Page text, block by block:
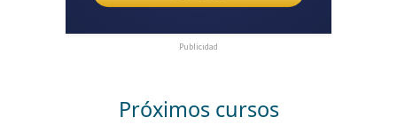
Publicidad
Próximos cursos